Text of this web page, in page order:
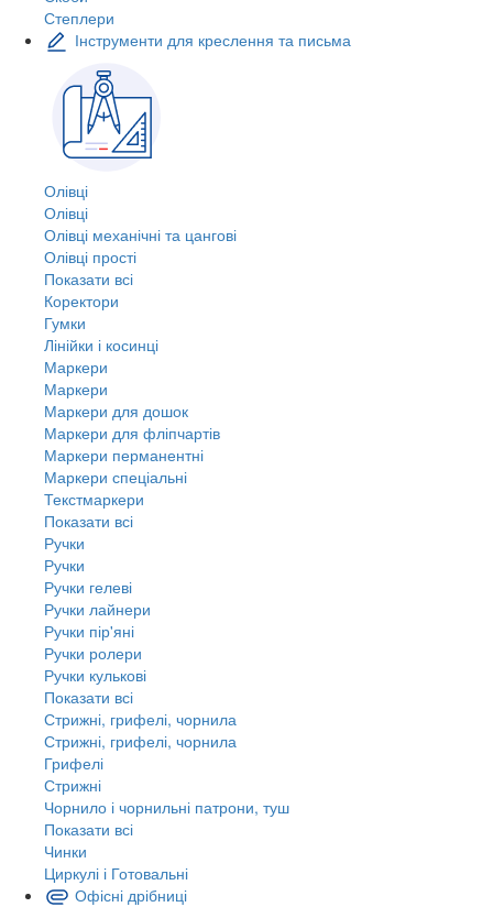
Степлери
Інструменти для креслення та письма
Олівці
Олівці
Олівці механічні та цангові
Олівці прості
Показати всі
Коректори
Гумки
Лінійки і косинці
Маркери
Маркери
Маркери для дошок
Маркери для фліпчартів
Маркери перманентні
Маркери спеціальні
Текстмаркери
Показати всі
Ручки
Ручки
Ручки гелеві
Ручки лайнери
Ручки пір'яні
Ручки ролери
Ручки кулькові
Показати всі
Стрижні, грифелі, чорнила
Стрижні, грифелі, чорнила
Грифелі
Стрижні
Чорнило і чорнильні патрони, туш
Показати всі
Чинки
Циркулі і Готовальні
Офісні дрібниці